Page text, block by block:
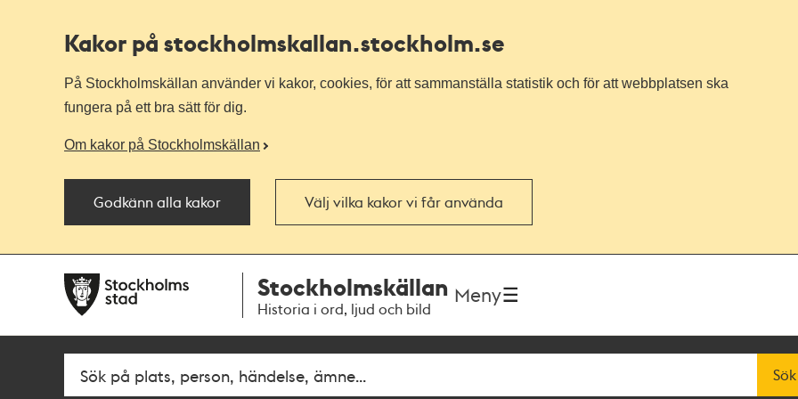
Kakor på stockholmskallan.stockholm.se
På Stockholmskällan använder vi kakor, cookies, för att sammanställa statistik och för att webbplatsen ska
fungera på ett bra sätt för dig.
Om kakor på Stockholmskällan
Godkänn alla kakor Välj vilka kakor vi får använda
navigationen
huvudinnehållet
Stockholmskällan
Historia i ord, ljud och bild
Meny
Fritextsök Sök